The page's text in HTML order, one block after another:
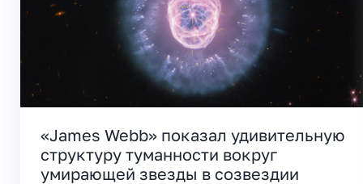
«James Webb» показал удивительную
структуру туманности вокруг
умирающей звезды в созвездии